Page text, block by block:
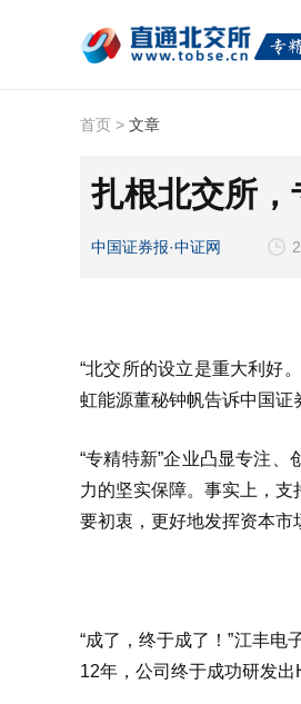
首页 > 文章
扎根北交所，
中国证券报·中证网
“北交所的设立是重大利好
虹能源董秘钟帆告诉中国证
“专精特新”企业凸显专注
力的坚实保障。事实上，支
要初衷，更好地发挥资本市
“成了，终于成了！”江丰
12年，公司终于成功研发出